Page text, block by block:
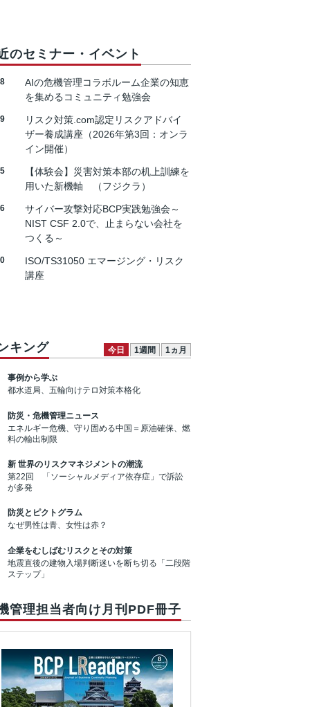
のセミナー・イベント
AIの危機管理コラボルーム企業の知恵
を集めるコミュニティ勉強会
リスク対策.com認定リスクアドバイ
ザー養成講座（2026年第3回：オンラ
イン開催）
【体験会】災害対策本部の机上訓練を
用いた新機軸 （フジクラ）
サイバー攻撃対応BCP実践勉強会～
NIST CSF 2.0で、止まらない会社を
つくる～
ISO/TS31050 エマージング・リスク
講座
キング 今日 1週間 1ヵ月
事例から学ぶ
都水道局、五輪向けテロ対策本格化
防災・危機管理ニュース
エネルギー危機、守り固める中国＝原油確保、燃
料の輸出制限
新 世界のリスクマネジメントの潮流
第22回 「ソーシャルメディア依存症」で訴訟
が多発
防災とピクトグラム
なぜ男性は青、女性は赤？
企業をむしばむリスクとその対策
地震直後の建物入場判断迷いを断ち切る「二段階
ステップ」
管理担当者向け月刊PDF冊子